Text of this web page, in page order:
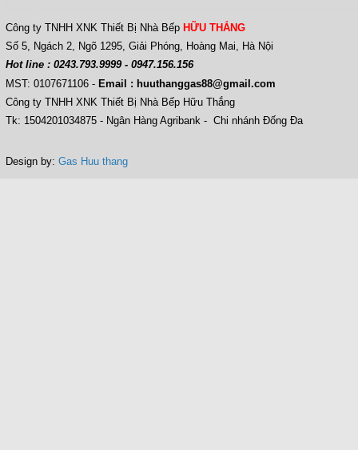
Công ty TNHH XNK Thiết Bị Nhà Bếp HỮU THẮNG
Số 5, Ngách 2, Ngõ 1295, Giải Phóng, Hoàng Mai, Hà Nội
Hot line : 0243.793.9999 - 0947.156.156
MST: 0107671106 - Email : huuthanggas88@gmail.com
Công ty TNHH XNK Thiết Bị Nhà Bếp Hữu Thắng
Tk: 1504201034875 - Ngân Hàng Agribank - Chi nhánh Đống Đa
Design by: Gas Huu thang